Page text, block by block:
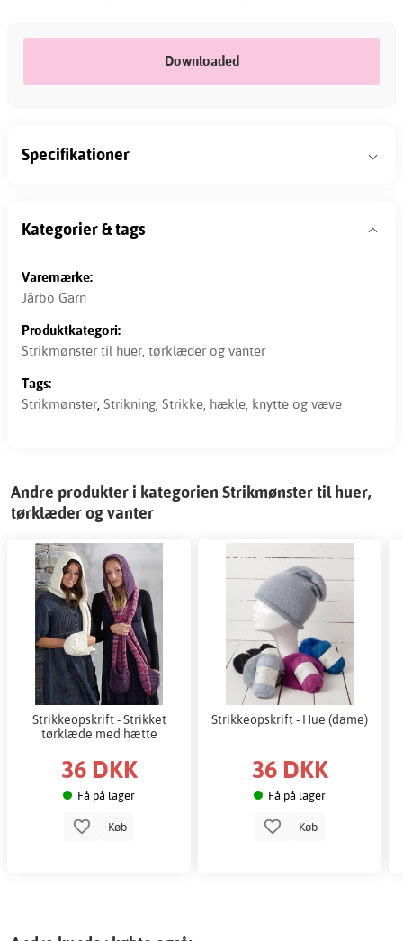
Downloaded
Specifikationer
Kategorier & tags
Varemærke:
Järbo Garn
Produktkategori:
Strikmønster til huer, tørklæder og vanter
Tags:
Strikmønster, Strikning, Strikke, hækle, knytte og væve
Andre produkter i kategorien Strikmønster til huer,
tørklæder og vanter
Strikkeopskrift - Strikket
tørklæde med hætte
36 DKK
Få på lager
Køb
Strikkeopskrift - Hue (dame)
36 DKK
Få på lager
Køb